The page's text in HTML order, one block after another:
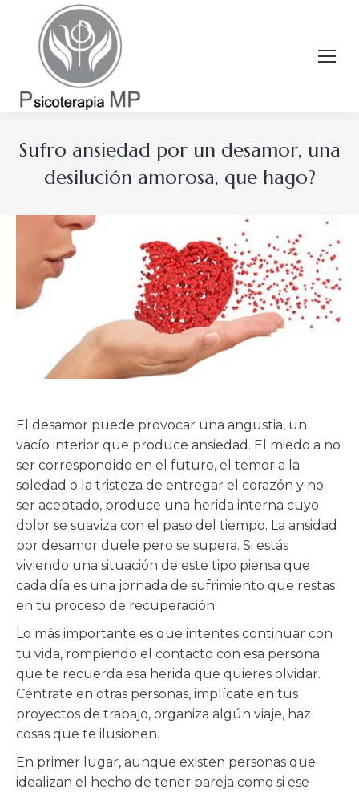
Sufro ansiedad por un desamor, una
desilución amorosa, que hago?
El desamor puede provocar una angustia, un
vacío interior que produce ansiedad. El miedo a no
ser correspondido en el futuro, el temor a la
soledad o la tristeza de entregar el corazón y no
ser aceptado, produce una herida interna cuyo
dolor se suaviza con el paso del tiempo. La ansidad
por desamor duele pero se supera. Si estás
viviendo una situación de este tipo piensa que
cada día es una jornada de sufrimiento que restas
en tu proceso de recuperación.
Lo más importante es que intentes continuar con
tu vida, rompiendo el contacto con esa persona
que te recuerda esa herida que quieres olvidar.
Céntrate en otras personas, implícate en tus
proyectos de trabajo, organiza algún viaje, haz
cosas que te ilusionen.
En primer lugar, aunque existen personas que
idealizan el hecho de tener pareja como si ese